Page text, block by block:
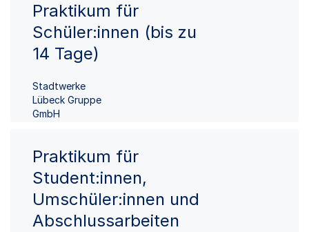
Praktikum für
Schüler:innen (bis zu
14 Tage)
Stadtwerke
Lübeck Gruppe
GmbH
Praktikum für
Student:innen,
Umschüler:innen und
Abschlussarbeiten